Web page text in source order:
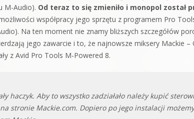
M-Audio). Od teraz to się zmieniło i monopol został
współpracy jego sprzętu z programem Pro
Na ten moment nie znamy bliższych szczegółów
jego zawarcie i to, że najnowsze miksery Mackie –
z Avid Pro Tools M-Powered 8.
haczyk. Aby to wszystko zadziałało należy kupić
stronie Mackie.com. Dopiero po jego instalacji